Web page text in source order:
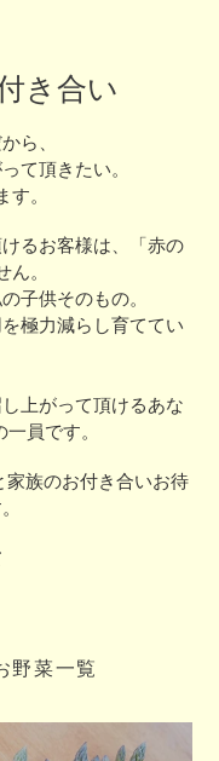
き合い
ら、
て頂きたい。
す。
るお客様は、「赤の
ん。
子供そのもの。
極力減らし育ててい
上がって頂けるあな
員です。
族のお付き合いお待
野菜一覧